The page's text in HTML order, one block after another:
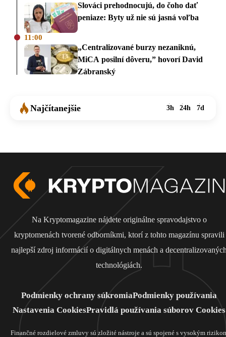
Slováci prehodnocujú, do čoho dať
peniaze: Byty už nie sú jasná voľba
11:00
„Centralizované burzy nezaniknú,
MiCA posilní dôveru,” hovorí David
Zábranský
Najčítanejšie 3h 24h 7d
Na Kryptomagazine nájdete originálne spravodajstvo o
kryptomenách tvorené odborníkmi, ktorí z tohto magazínu spravili
najlepší zdroj informácií o digitálnych menách a
technológiách.
Podmienky ochrany súkromiaPodmienky používania
Nastavenia CookiesPravidlá používania súborov Cookies
Finančné rozdielové zmluvy sú zložité nástroje a sú spojené s vysokým